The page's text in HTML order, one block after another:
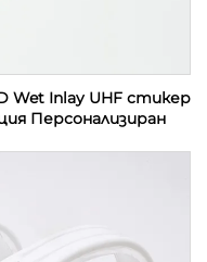
Wet Inlay UHF стикер
Персонализиран